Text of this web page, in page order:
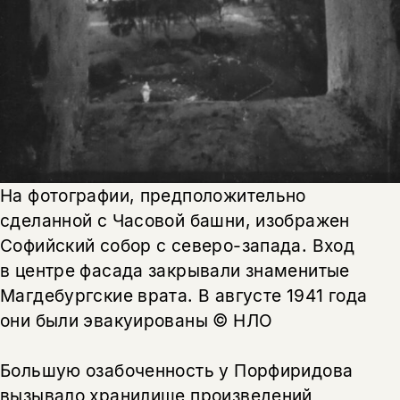
На фотографии, предположительно
сделанной с Часовой башни, изображен
Софийский собор с северо-запада. Вход
в центре фасада закрывали знаменитые
Магдебургские врата. В августе 1941 года
они были эвакуированы © НЛО
Большую озабоченность у Порфиридова
Я соглашаюсь сПолитикой конфиденциальности
подписаться
Я соглашаюсь с Политикой конфиденциальности
подписаться
несовершеннолетних
Скажите, пожалуйста,
вам уже исполнилось 18 лет?
да
нет, вернуться назад